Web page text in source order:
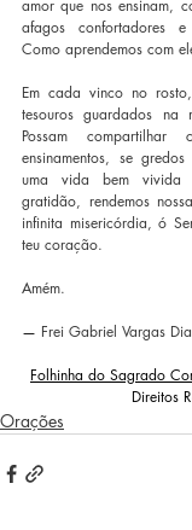
amor que nos ensinam,
afagos confortadores
Como aprendemos com
Em cada vinco no
tesouros guardados
Possam compartilhar
ensinamentos, se
uma vida bem vivida
gratidão, rendemos
infinita misericórdia, ó
teu coração.
Amém.
— Frei Gabriel Vargas
Folhinha do Sagrado
Direitos
Orações